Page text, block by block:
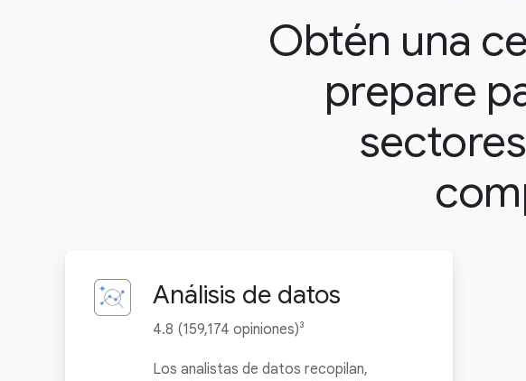
Obtén una
prepare
Análisis de datos
4.8 (159,174 opiniones)³
Los analistas de datos recopilan,